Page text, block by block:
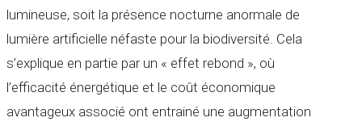
lumineuse, soit la présence nocturne anormale de
lumière artificielle néfaste pour la biodiversité. Cela
s’explique en partie par un « effet rebond », où
l’efficacité énergétique et le coût économique
avantageux associé ont entrainé une augmentation